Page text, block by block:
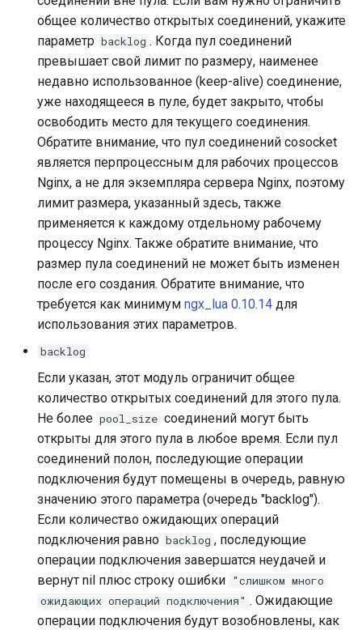
unzstd
upstream-dynamic
upstream-jdomain
upsync
wasm-wasmtime
общее количество открытых соединений, укажите
параметр backlog . Когда пул соединений
превышает свой лимит по размеру, наименее
недавно использованное (keep-alive) соединение,
уже находящееся в пуле, будет закрыто, чтобы
освободить место для текущего соединения.
Обратите внимание, что пул соединений cosocket
является перпроцессным для рабочих процессов
Nginx, а не для экземпляра сервера Nginx, поэтому
лимит размера, указанный здесь, также
применяется к каждому отдельному рабочему
процессу Nginx. Также обратите внимание, что
размер пула соединений не может быть изменен
после его создания. Обратите внимание, что
требуется как минимум ngx_lua 0.10.14 для
использования этих параметров.
backlog
Если указан, этот модуль ограничит общее
количество открытых соединений для этого пула.
Не более pool_size соединений могут быть
открыты для этого пула в любое время. Если пул
соединений полон, последующие операции
подключения будут помещены в очередь, равную
значению этого параметра (очередь "backlog").
Если количество ожидающих операций
подключения равно backlog , последующие
операции подключения завершатся неудачей и
вернут nil плюс строку ошибки "слишком много
ожидающих операций подключения" . Ожидающие
операции подключения будут возобновлены, как